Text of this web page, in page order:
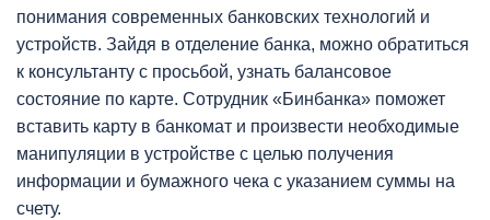
понимания современных банковских технологий и
устройств. Зайдя в отделение банка, можно обратиться
к консультанту с просьбой, узнать балансовое
состояние по карте. Сотрудник «Бинбанка» поможет
вставить карту в банкомат и произвести необходимые
манипуляции в устройстве с целью получения
информации и бумажного чека с указанием суммы на
счету.